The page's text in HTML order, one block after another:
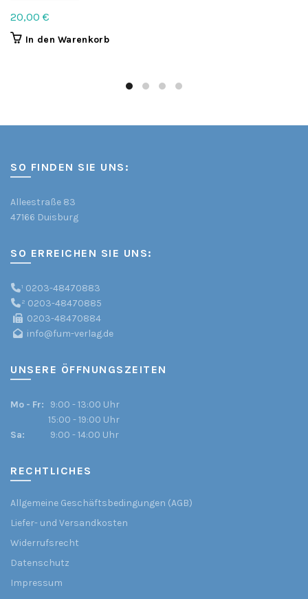
20,00 €
In den Warenkorb
SO FINDEN SIE UNS:
Alleestraße 83
47166 Duisburg
SO ERREICHEN SIE UNS:
¹ 0203-48470883
² 0203-48470885
0203-48470884
info@fum-verlag.de
UNSERE ÖFFNUNGSZEITEN
Mo - Fr:
9:00 - 13:00 Uhr
15:00 - 19:00 Uhr
Sa:
9:00 - 14:00 Uhr
RECHTLICHES
Allgemeine Geschäftsbedingungen (AGB)
Liefer- und Versandkosten
Widerrufsrecht
Datenschutz
Impressum